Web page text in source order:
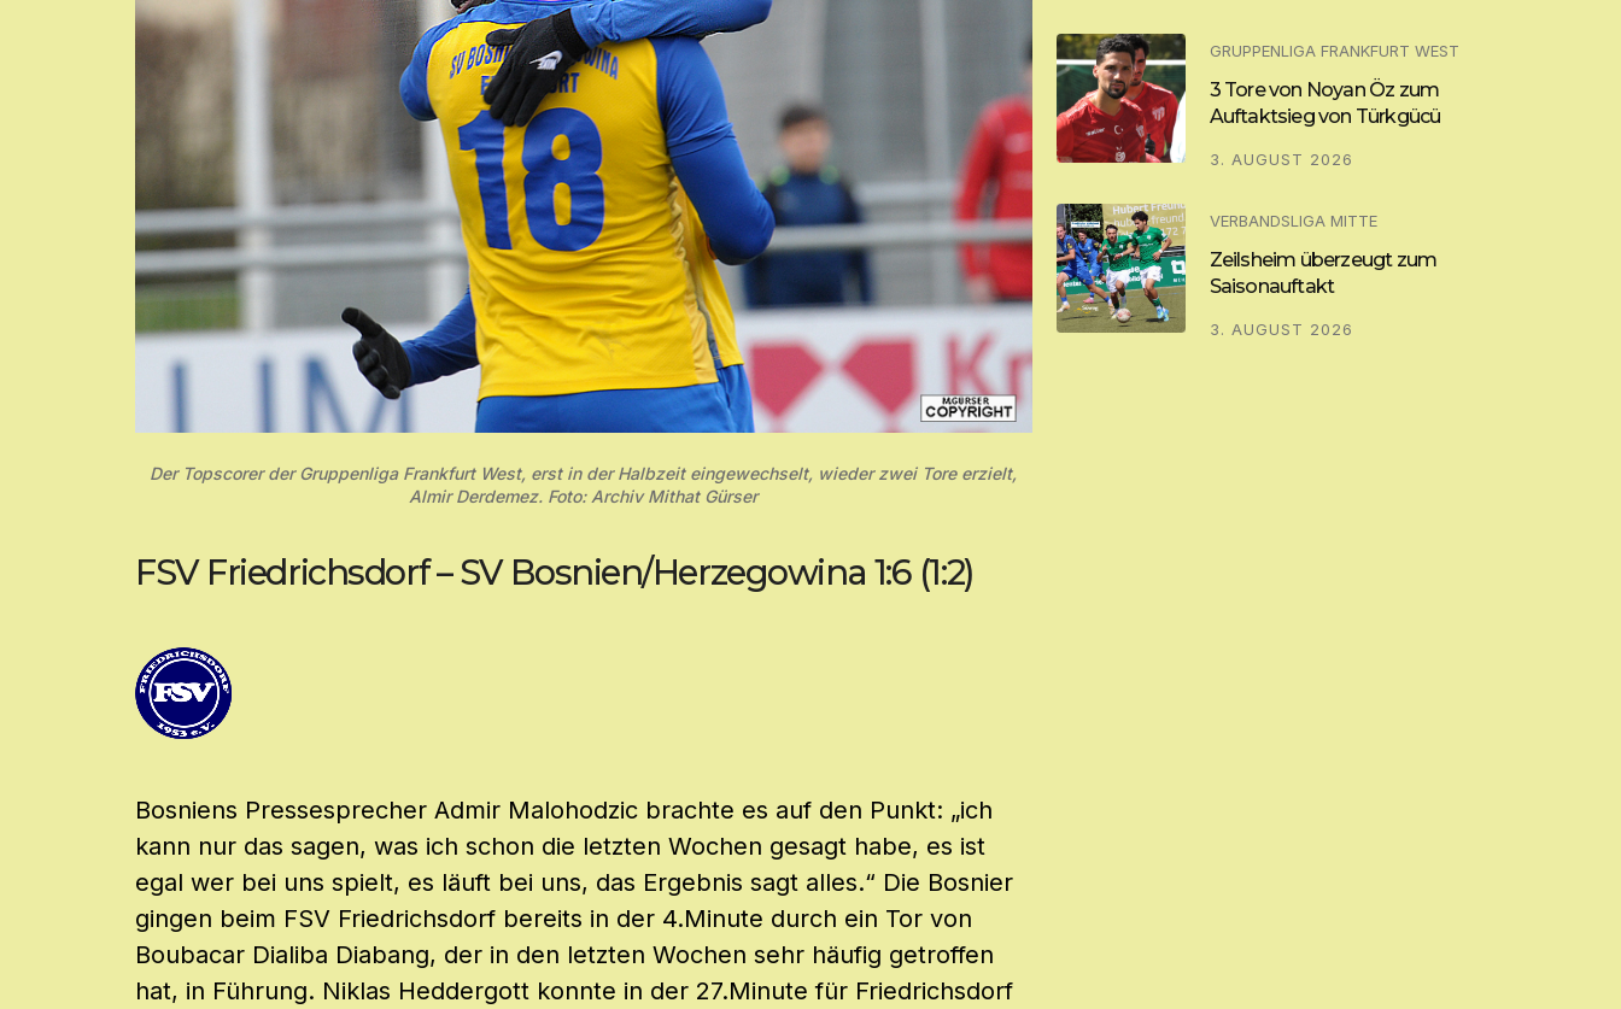
Der Topscorer der Gruppenliga Frankfurt West, erst in der Halbzeit eingewechselt, wieder zwei Tore erzielt,
Almir Derdemez. Foto: Archiv Mithat Gürser
FSV Friedrichsdorf – SV Bosnien/Herzegowina 1:6 (1:2)
Bosniens Pressesprecher Admir Malohodzic brachte es auf den Punkt: „ich
kann nur das sagen, was ich schon die letzten Wochen gesagt habe, es ist
egal wer bei uns spielt, es läuft bei uns, das Ergebnis sagt alles.“ Die Bosnier
gingen beim FSV Friedrichsdorf bereits in der 4.Minute durch ein Tor von
Boubacar Dialiba Diabang, der in den letzten Wochen sehr häufig getroffen
hat, in Führung. Niklas Heddergott konnte in der 27.Minute für Friedrichsdorf
GRUPPENLIGA FRANKFURT WEST
3 Tore von Noyan Öz zum
Auftaktsieg von Türkgücü
3. AUGUST 2026
VERBANDSLIGA MITTE
Zeilsheim überzeugt zum
Saisonauftakt
3. AUGUST 2026